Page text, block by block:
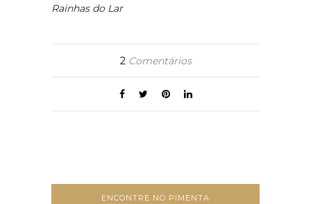
Rainhas do Lar
2Comentários
ENCONTRE NO PIMENTA